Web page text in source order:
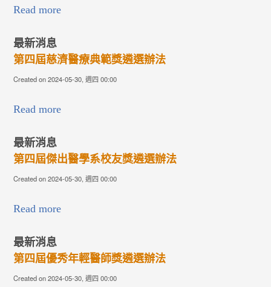
Read more
最新消息
第四屆慈濟醫療典範獎遴選辦法
Created on 2024-05-30, 週四 00:00
Read more
最新消息
第四屆傑出醫學系校友獎遴選辦法
Created on 2024-05-30, 週四 00:00
Read more
最新消息
第四屆優秀年輕醫師獎遴選辦法
Created on 2024-05-30, 週四 00:00